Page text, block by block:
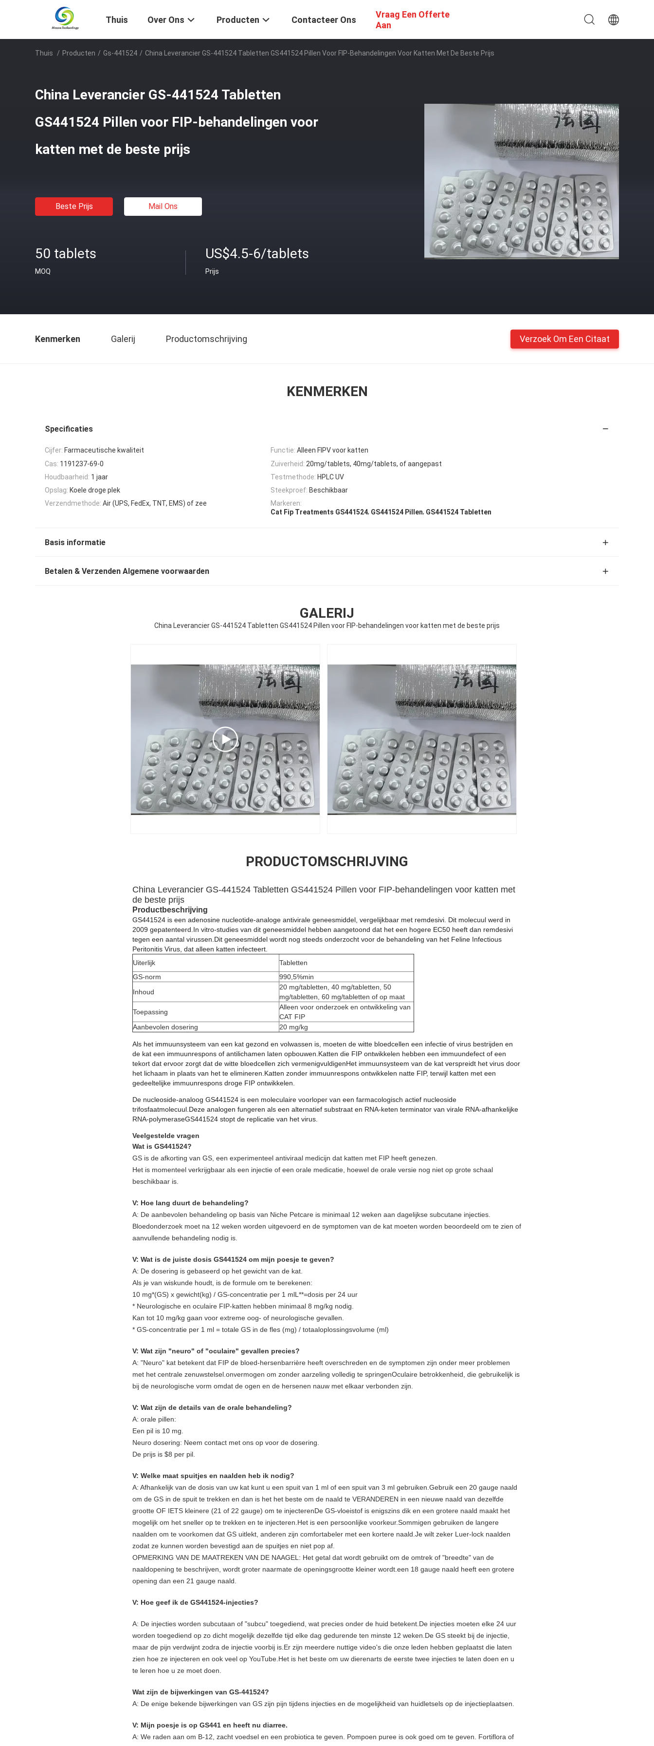
Thuis Over Ons Producten Contacteer Ons
Vraag Een Offerte
Aan
Thuis / Producten / Gs-441524 / China Leverancier GS-441524 Tabletten GS441524 Pillen Voor FIP-Behandelingen Voor Katten Met De Beste Prijs
China Leverancier GS-441524 Tabletten
GS441524 Pillen voor FIP-behandelingen voor
katten met de beste prijs
Beste Prijs Mail Ons
50 tablets
MOQ
US$4.5-6/tablets
Prijs
Kenmerken Galerij Productomschrijving Verzoek Om Een Citaat
KENMERKEN
Specificaties
Cijfer: Farmaceutische kwaliteit Functie: Alleen FIPV voor katten
Cas: 1191237-69-0 Zuiverheid: 20mg/tablets, 40mg/tablets, of aangepast
Houdbaarheid: 1 jaar Testmethode: HPLC UV
Opslag: Koele droge plek Steekproef: Beschikbaar
Verzendmethode: Air (UPS, FedEx, TNT, EMS) of zee
Markeren:
Cat Fip Treatments GS441524, GS441524 Pillen, GS441524 Tabletten
Basis informatie
Betalen & Verzenden Algemene voorwaarden
GALERIJ
China Leverancier GS-441524 Tabletten GS441524 Pillen voor FIP-behandelingen voor katten met de beste prijs
PRODUCTOMSCHRIJVING
China Leverancier GS-441524 Tabletten GS441524 Pillen voor FIP-behandelingen voor katten met
de beste prijs
Productbeschrijving
GS441524 is een adenosine nucleotide-analoge antivirale geneesmiddel, vergelijkbaar met remdesivi. Dit molecuul werd in
2009 gepatenteerd.In vitro-studies van dit geneesmiddel hebben aangetoond dat het een hogere EC50 heeft dan remdesivi
tegen een aantal virussen.Dit geneesmiddel wordt nog steeds onderzocht voor de behandeling van het Feline Infectious
Peritonitis Virus, dat alleen katten infecteert.
Uiterlijk
Tabletten
GS-norm
990,5%min
Inhoud
20 mg/tabletten, 40 mg/tabletten, 50
mg/tabletten, 60 mg/tabletten of op maat
Toepassing
Alleen voor onderzoek en ontwikkeling van
CAT FIP
Aanbevolen dosering
20 mg/kg
Als het immuunsysteem van een kat gezond en volwassen is, moeten de witte bloedcellen een infectie of virus bestrijden en
de kat een immuunrespons of antilichamen laten opbouwen.Katten die FIP ontwikkelen hebben een immuundefect of een
tekort dat ervoor zorgt dat de witte bloedcellen zich vermenigvuldigenHet immuunsysteem van de kat verspreidt het virus door
het lichaam in plaats van het te elimineren.Katten zonder immuunrespons ontwikkelen natte FIP, terwijl katten met een
gedeeltelijke immuunrespons droge FIP ontwikkelen.
De nucleoside-analoog GS441524 is een moleculaire voorloper van een farmacologisch actief nucleoside
trifosfaatmolecuul.Deze analogen fungeren als een alternatief substraat en RNA-keten terminator van virale RNA-afhankelijke
RNA-polymeraseGS441524 stopt de replicatie van het virus.
Veelgestelde vragen
Wat is GS441524?
GS is de afkorting van GS, een experimenteel antiviraal medicijn dat katten met FIP heeft genezen.
Het is momenteel verkrijgbaar als een injectie of een orale medicatie, hoewel de orale versie nog niet op grote schaal
beschikbaar is.
V: Hoe lang duurt de behandeling?
A: De aanbevolen behandeling op basis van Niche Petcare is minimaal 12 weken aan dagelijkse subcutane injecties.
Bloedonderzoek moet na 12 weken worden uitgevoerd en de symptomen van de kat moeten worden beoordeeld om te zien of
aanvullende behandeling nodig is.
V: Wat is de juiste dosis GS441524 om mijn poesje te geven?
A: De dosering is gebaseerd op het gewicht van de kat.
Als je van wiskunde houdt, is de formule om te berekenen:
10 mg*(GS) x gewicht(kg) / GS-concentratie per 1 mlL**=dosis per 24 uur
* Neurologische en oculaire FIP-katten hebben minimaal 8 mg/kg nodig.
Kan tot 10 mg/kg gaan voor extreme oog- of neurologische gevallen.
* GS-concentratie per 1 ml = totale GS in de fles (mg) / totaaloplossingsvolume (ml)
V: Wat zijn "neuro" of "oculaire" gevallen precies?
A: "Neuro" kat betekent dat FIP de bloed-hersenbarrière heeft overschreden en de symptomen zijn onder meer problemen
met het centrale zenuwstelsel.onvermogen om zonder aarzeling volledig te springenOculaire betrokkenheid, die gebruikelijk is
bij de neurologische vorm omdat de ogen en de hersenen nauw met elkaar verbonden zijn.
V: Wat zijn de details van de orale behandeling?
A: orale pillen:
Een pil is 10 mg.
Neuro dosering: Neem contact met ons op voor de dosering.
De prijs is $8 per pil.
V: Welke maat spuitjes en naalden heb ik nodig?
A: Afhankelijk van de dosis van uw kat kunt u een spuit van 1 ml of een spuit van 3 ml gebruiken.Gebruik een 20 gauge naald
om de GS in de spuit te trekken en dan is het het beste om de naald te VERANDEREN in een nieuwe naald van dezelfde
grootte OF IETS kleinere (21 of 22 gauge) om te injecterenDe GS-vloeistof is enigszins dik en een grotere naald maakt het
mogelijk om het sneller op te trekken en te injecteren.Het is een persoonlijke voorkeur.Sommigen gebruiken de langere
naalden om te voorkomen dat GS uitlekt, anderen zijn comfortabeler met een kortere naald.Je wilt zeker Luer-lock naalden
zodat ze kunnen worden bevestigd aan de spuitjes en niet pop af.
OPMERKING VAN DE MAATREKEN VAN DE NAAGEL: Het getal dat wordt gebruikt om de omtrek of "breedte" van de
naaldopening te beschrijven, wordt groter naarmate de openingsgrootte kleiner wordt.een 18 gauge naald heeft een grotere
opening dan een 21 gauge naald.
V: Hoe geef ik de GS441524-injecties?
A: De injecties worden subcutaan of "subcu" toegediend, wat precies onder de huid betekent.De injecties moeten elke 24 uur
worden toegediend op zo dicht mogelijk dezelfde tijd elke dag gedurende ten minste 12 weken.De GS steekt bij de injectie,
maar de pijn verdwijnt zodra de injectie voorbij is.Er zijn meerdere nuttige video's die onze leden hebben geplaatst die laten
zien hoe ze injecteren en ook veel op YouTube.Het is het beste om uw dierenarts de eerste twee injecties te laten doen en u
te leren hoe u ze moet doen.
Wat zijn de bijwerkingen van GS-441524?
A: De enige bekende bijwerkingen van GS zijn pijn tijdens injecties en de mogelijkheid van huidletsels op de injectieplaatsen.
V: Mijn poesje is op GS441 en heeft nu diarree.
A: We raden aan om B-12, zacht voedsel en een probiotica te geven. Pompoen puree is ook goed om te geven. Fortiflora of